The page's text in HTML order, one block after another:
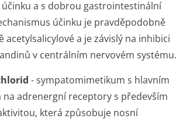
a s dobrou gastrointestinální
účinku je pravděpodobně
acetylsalicylové a je závislý na inhibici
v centrálním nervovém systému.
- sympatomimetikum s hlavním
adrenergní receptory s především
která způsobuje nosní